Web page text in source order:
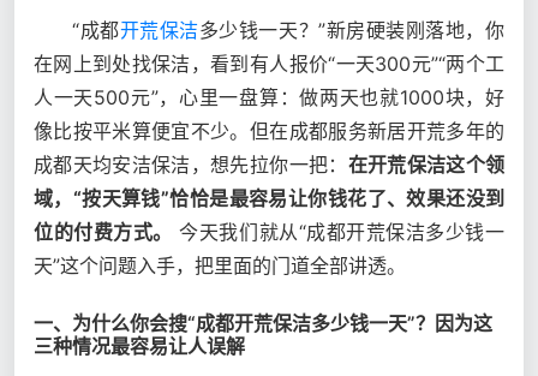
“成都开荒保洁多少钱一天？”新房硬装刚落地，你
在网上到处找保洁，看到有人报价“一天300元”“两个工
人一天500元”，心里一盘算：做两天也就1000块，好
像比按平米算便宜不少。但在成都服务新居开荒多年的
成都天均安洁保洁，想先拉你一把： 在开荒保洁这个领
域，“按天算钱”恰恰是最容易让你钱花了、效果还没到
位的付费方式。
今天我们就从“成都开荒保洁多少钱一
天”这个问题入手，把里面的门道全部讲透。
一、为什么你会搜“成都开荒保洁多少钱一天”？因为这
三种情况最容易让人误解